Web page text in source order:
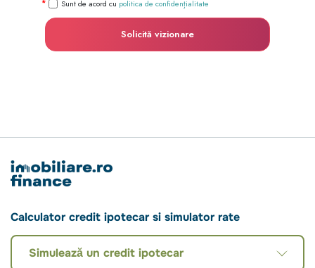
Sunt de acord cu politica de confidențialitate
Solicită vizionare